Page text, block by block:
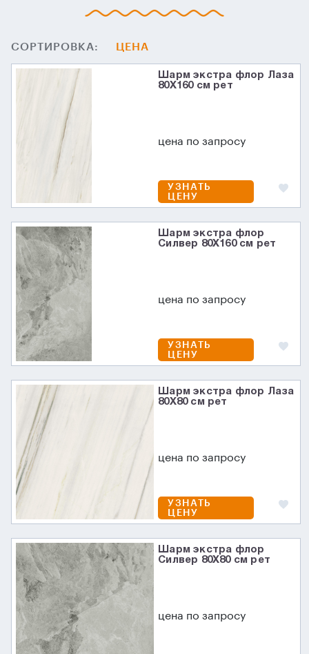
СОРТИРОВКА: ЦЕНА
Шарм экстра флор Лаза
80X160 см рет
цена по запросу
УЗНАТЬ
ЦЕНУ
Шарм экстра флор
Силвер 80X160 см рет
цена по запросу
УЗНАТЬ
ЦЕНУ
Шарм экстра флор Лаза
80X80 см рет
цена по запросу
УЗНАТЬ
ЦЕНУ
Шарм экстра флор
Силвер 80X80 см рет
цена по запросу